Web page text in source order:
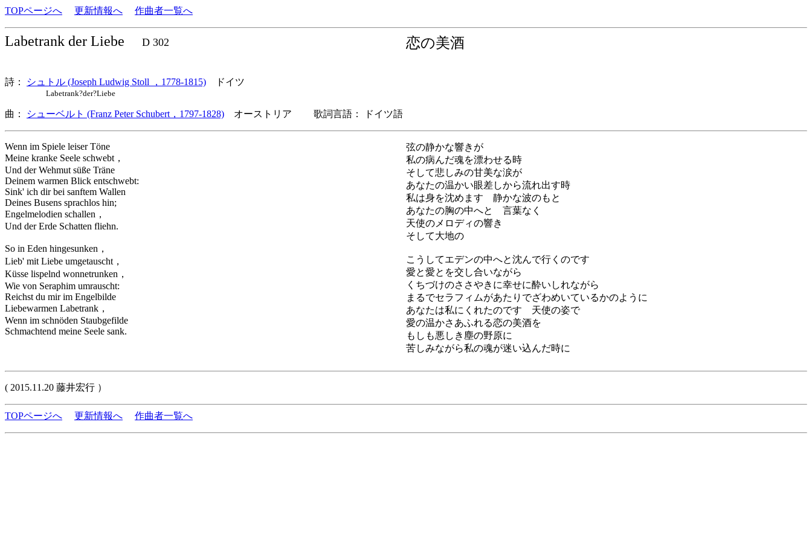
TOPページへ 更新情報へ 作曲者一覧へ
Labetrank der Liebe D 302 恋の美酒
詩： シュトル (Joseph Ludwig Stoll ，1778-1815) ドイツ
Labetrank?der?Liebe
曲： シューベルト (Franz Peter Schubert，1797-1828) オーストリア 歌詞言語： ドイツ語
Wenn im Spiele leiser Töne
Meine kranke Seele schwebt，
Und der Wehmut süße Träne
Deinem warmen Blick entschwebt:
Sink' ich dir bei sanftem Wallen
Deines Busens sprachlos hin;
Engelmelodien schallen，
Und der Erde Schatten fliehn.
So in Eden hingesunken，
Lieb' mit Liebe umgetauscht，
Küsse lispelnd wonnetrunken，
Wie von Seraphim umrauscht:
Reichst du mir im Engelbilde
Liebewarmen Labetrank，
Wenn im schnöden Staubgefilde
Schmachtend meine Seele sank.
弦の静かな響きが
私の病んだ魂を漂わせる時
そして悲しみの甘美な涙が
あなたの温かい眼差しから流れ出す時
私は身を沈めます 静かな波のもと
あなたの胸の中へと 言葉なく
天使のメロディの響き
そして大地の
こうしてエデンの中へと沈んで行くのです
愛と愛とを交し合いながら
くちづけのささやきに幸せに酔いしれながら
まるでセラフィムがあたりでざわめいているかのように
あなたは私にくれたのです 天使の姿で
愛の温かさあふれる恋の美酒を
もしも悪しき塵の野原に
苦しみながら私の魂が迷い込んだ時に
( 2015.11.20 藤井宏行 ）
TOPページへ 更新情報へ 作曲者一覧へ